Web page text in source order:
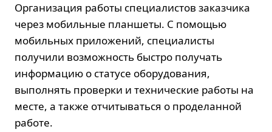
Организация работы специалистов заказчика
через мобильные планшеты. С помощью
мобильных приложений, специалисты
получили возможность быстро получать
информацию о статусе оборудования,
выполнять проверки и технические работы на
месте, а также отчитываться о проделанной
работе.